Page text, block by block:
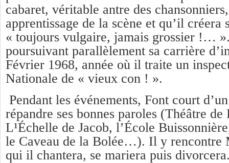
cabaret, véritable antre des
apprentissage de la scène et qu’il créera
« toujours vulgaire, jamais grossier !…
poursuivant parallèlement sa carrière
Février 1968, année où il traite un
Nationale de « vieux con ! ».
Pendant les événements, Font court
répandre ses bonnes paroles (Théâtre
L¹Échelle de Jacob, l’École
le Caveau de la Bolée…). Il y rencontre
qui il chantera, se mariera puis